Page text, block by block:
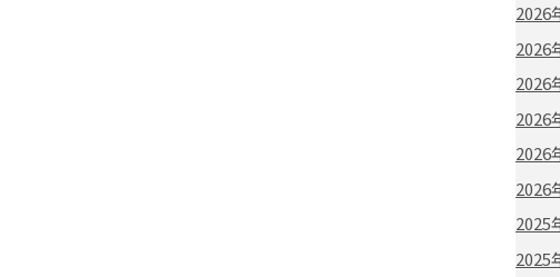
2026
2026
2026
2026
2026
2026
2025
2025